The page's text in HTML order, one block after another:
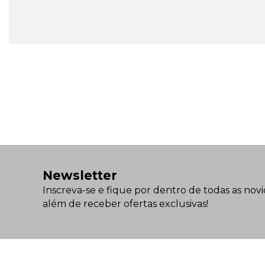
Newsletter
Inscreva-se e fique por dentro de todas as
além de receber ofertas exclusivas!